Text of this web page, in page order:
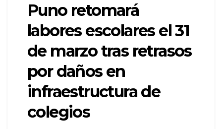
Puno retomará
labores escolares el 31
de marzo tras retrasos
por daños en
infraestructura de
colegios